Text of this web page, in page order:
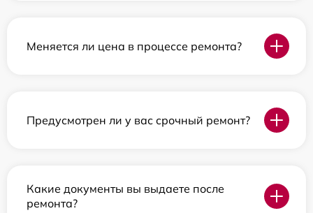
Меняется ли цена в процессе ремонта?
Предусмотрен ли у вас срочный ремонт?
Какие документы вы выдаете после
ремонта?